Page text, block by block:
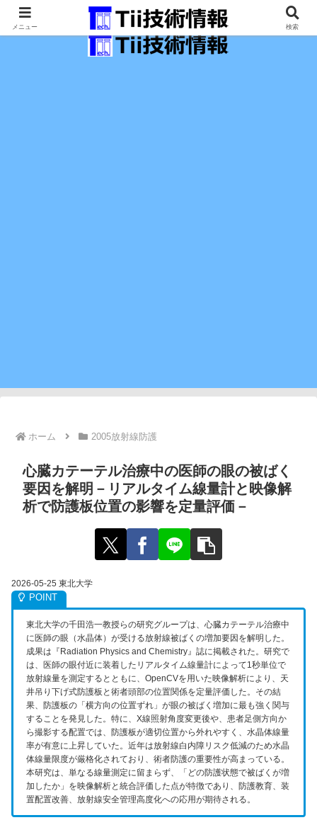
最新の科学技術の情報インフラ。
ホーム 2005放射線防護
心臓カテーテル治療中の医師の眼の被ばく
要因を解明－リアルタイム線量計と映像解
析で防護板位置の影響を定量評価－
2026-05-25 東北大学
東北大学の千田浩一教授らの研究グループは、心臓カテーテル治療中
に医師の眼（水晶体）が受ける放射線被ばくの増加要因を解明した。
成果は『Radiation Physics and Chemistry』誌に掲載された。研究で
は、医師の眼付近に装着したリアルタイム線量計によって1秒単位で
放射線量を測定するとともに、OpenCVを用いた映像解析により、天
井吊り下げ式防護板と術者頭部の位置関係を定量評価した。その結
果、防護板の「横方向の位置ずれ」が眼の被ばく増加に最も強く関与
することを発見した。特に、X線照射角度変更後や、患者足側方向か
ら撮影する配置では、防護板が適切位置から外れやすく、水晶体線量
率が有意に上昇していた。近年は放射線白内障リスク低減のため水晶
体線量限度が厳格化されており、術者防護の重要性が高まっている。
本研究は、単なる線量測定に留まらず、「どの防護状態で被ばくが増
加したか」を映像解析と統合評価した点が特徴であり、防護教育、装
置配置改善、放射線安全管理高度化への応用が期待される。
メニュー 検索